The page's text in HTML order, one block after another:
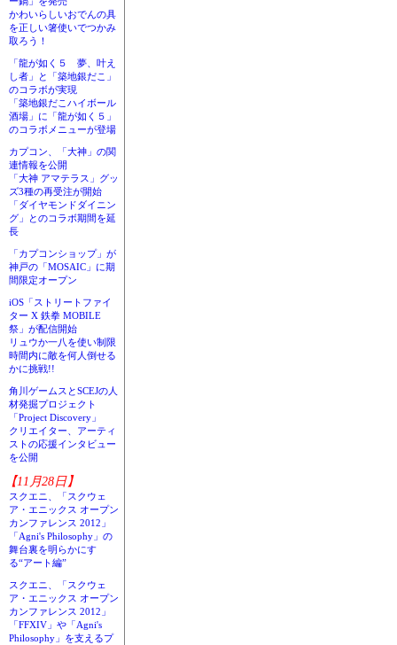
かわいらしいおでんの具
を正しい箸使いでつかみ
取ろう！
「龍が如く５ 夢、叶え
し者」と「築地銀だこ」
のコラボが実現
「築地銀だこハイボール
酒場」に「龍が如く５」
のコラボメニューが登場
カプコン、「大神」の関
連情報を公開
「大神 アマテラス」グッ
ズ3種の再受注が開始
「ダイヤモンドダイニン
グ」とのコラボ期間を延
長
「カプコンショップ」が
神戸の「MOSAIC」に期
間限定オープン
iOS「ストリートファイ
ター X 鉄拳 MOBILE
祭」が配信開始
リュウか一八を使い制限
時間内に敵を何人倒せる
かに挑戦!!
角川ゲームスとSCEJの人
材発掘プロジェクト
「Project Discovery」
クリエイター、アーティ
ストの応援インタビュー
を公開
【11月28日】
スクエニ、「スクウェ
ア・エニックス オープン
カンファレンス 2012」
「Agni's Philosophy」の
舞台裏を明らかにす
る“アート編”
スクエニ、「スクウェ
ア・エニックス オープン
カンファレンス 2012」
「FFXIV」や「Agni's
Philosophy」を支えるプ